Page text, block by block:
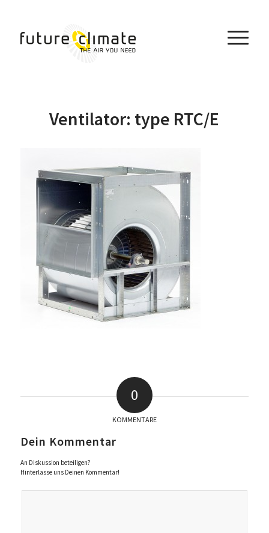
Ventilator: type RTC/E
0
KOMMENTARE
Dein Kommentar
An Diskussion beteiligen?
Hinterlasse uns Deinen Kommentar!